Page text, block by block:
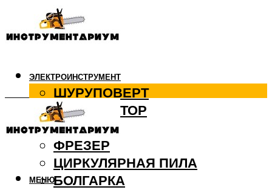
ЭЛЕКТРОИНСТРУМЕНТ
ШУРУПОВЕРТ
ПЕРФОРАТОР
ДРЕЛЬ
ФРЕЗЕР
ЦИРКУЛЯРНАЯ ПИЛА
БОЛГАРКА
МЕНЮ